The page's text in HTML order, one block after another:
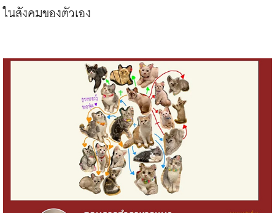
ในสังคมของตัวเอง